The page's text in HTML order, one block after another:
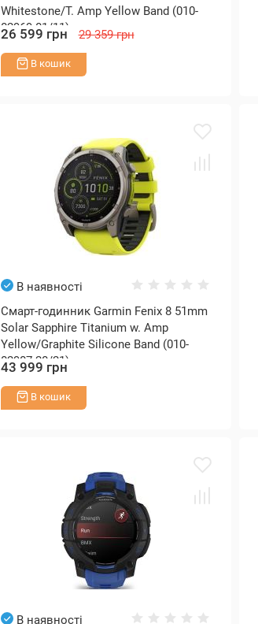
Whitestone/T. Amp Yellow Band (010-
02969-01/11)
26 599 грн 29 359 грн
В кошик
В наявності
Смарт-годинник Garmin Fenix 8 51mm
Solar Sapphire Titanium w. Amp
Yellow/Graphite Silicone Band (010-
02907-20/21)
43 999 грн
В кошик
В наявності